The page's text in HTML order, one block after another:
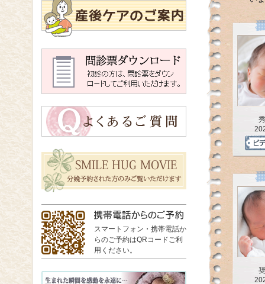
スマートフォン・携帯電話か
らのご予約はQRコードご利
用ください。